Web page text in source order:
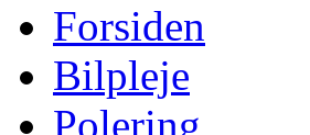
Forsiden
Bilpleje
Polering